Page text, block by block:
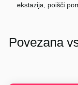
ekstazija, poišči
Povezana